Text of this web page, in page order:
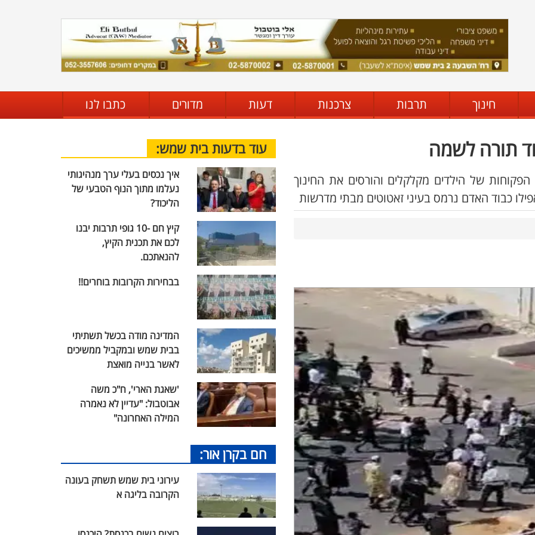
חינוך תרבות צרכנות דעות מדורים כתבו לנו
תורה לשמה
של הילדים מקלקלים והורסים את החינוך
כבוד האדם נרמס בעיני זאטוטים מבתי מדרשות
עוד בדעות בית שמש:
איך נכסים בעלי ערך מנהיגותי
נעלמו מתוך הנוף הטבעי של
הליכוד?
קיץ חם -10 גופי תרבות יבנו
לכם את תכנית הקיץ,
להנאתכם.
בבחירות הקרובות בוחרים!!
המדינה מודה בכשל תשתיתי
בבית שמש ובמקביל ממשיכים
לאשר בנייה מואצת
'שאגת הארי', ח"כ משה
אבוטבול: "עדיין לא נאמרה
המילה האחרונה"
חם בקרן אור:
עירוני בית שמש תשחק בעונה
הקרובה בליגה א